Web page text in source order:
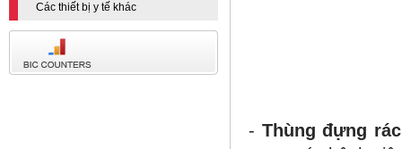
Các thiết bị y tế khác
- Thùng đựng rác